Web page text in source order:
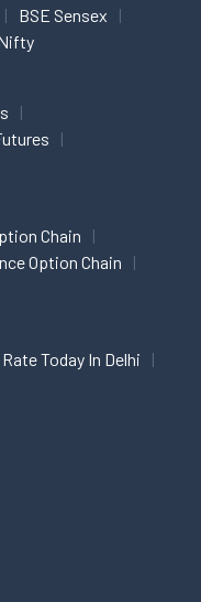
BSE Sensex
Chain
Option Chain
Today In Delhi